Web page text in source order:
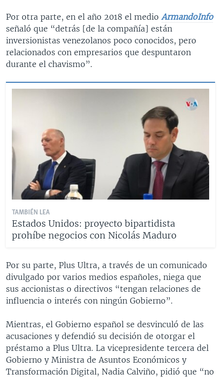
Por otra parte, en el año 2018 el medioArmandoInfo
señaló que “detrás [de la compañía] están
inversionistas venezolanos poco conocidos, pero
relacionados con empresarios que despuntaron
durante el chavismo”.
TAMBIÉN LEA
Estados Unidos: proyecto bipartidista
prohíbe negocios con Nicolás Maduro
Por su parte, Plus Ultra, a través de un comunicado
divulgado por varios medios españoles, niega que
sus accionistas o directivos “tengan relaciones de
influencia o interés con ningún Gobierno”.
Mientras, el Gobierno español se desvinculó de las
acusaciones y defendió su decisión de otorgar el
préstamo a Plus Ultra. La vicepresidente tercera del
Gobierno y Ministra de Asuntos Económicos y
Transformación Digital, Nadia Calviño, pidió que “no